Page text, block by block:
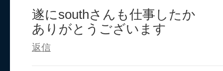
遂にsouthさんも仕事したか
ありがとうございます
返信